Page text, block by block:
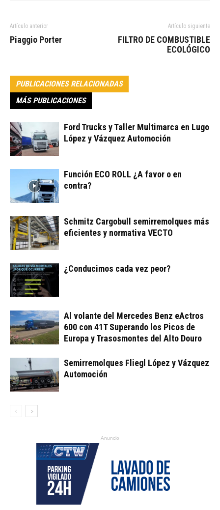
Artículo anterior
Piaggio Porter
Artículo siguiente
FILTRO DE COMBUSTIBLE
ECOLÓGICO
PUBLICACIONES RELACIONADAS
MÁS PUBLICACIONES
Ford Trucks y Taller Multimarca en Lugo
López y Vázquez Automoción
Función ECO ROLL ¿A favor o en
contra?
Schmitz Cargobull semirremolques más
eficientes y normativa VECTO
¿Conducimos cada vez peor?
Al volante del Mercedes Benz eActros
600 con 41T Superando los Picos de
Europa y Trasosmontes del Alto Douro
Semirremolques Fliegl López y Vázquez
Automoción
Anuncio